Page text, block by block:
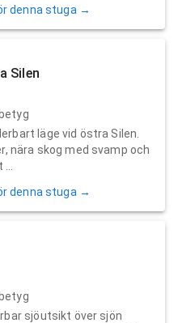
denna stuga →
Silen
läge vid östra Silen.
nära skog med svamp och
denna stuga →
sjöutsikt över sjön